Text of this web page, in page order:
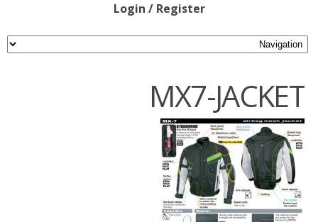
Login / Register
MX7-JACKET